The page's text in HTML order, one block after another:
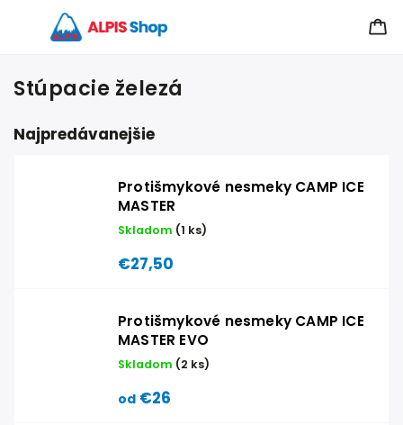
Stúpacie železá
Najpredávanejšie
Protišmykové nesmeky CAMP ICE
MASTER
Skladom (1 ks)
€27,50
Protišmykové nesmeky CAMP ICE
MASTER EVO
Skladom (2 ks)
od €26